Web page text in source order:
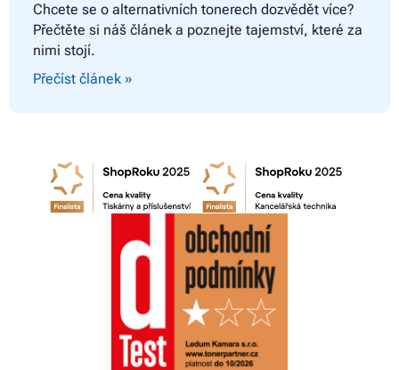
Chcete se o alternativních tonerech dozvědět více?
Přečtěte si náš článek a poznejte tajemství, které za
nimi stojí.
Přečíst článek »